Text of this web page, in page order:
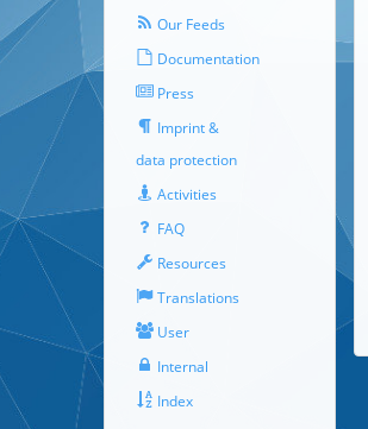
Our Feeds
Documentation
Press
Imprint &
data protection
Activities
FAQ
Resources
Translations
User
Internal
Index